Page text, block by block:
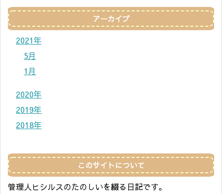
アーカイブ
2021年
5月
1月
2020年
2019年
2018年
このサイトについて
管理人ヒシルスのたのしいを綴る日記です。